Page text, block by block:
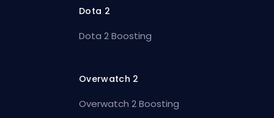
Dota 2
Dota 2 Boosting
Overwatch 2
Overwatch 2 Boosting